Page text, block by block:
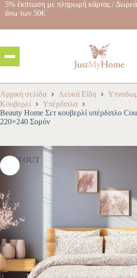
5% έκπτωση με πληρωμή κάρτας /
άνω των 50€
Αρχική σελίδα Λευκά Είδη
Κουβερλί
Yπέρδιπλα
Beauty Home Σετ κουβερλί υπέρδιπλο
220×240 Σομόν
SOLD OUT